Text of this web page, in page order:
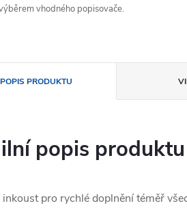
vhodného popisovače.
POPIS PRODUKTU
popis produktu
pro rychlé doplnění téměř